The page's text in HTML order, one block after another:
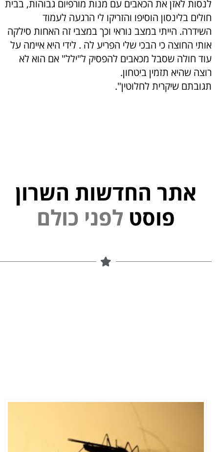
לנסות לאזן את הכאבים עם מנות מורפיום גבוהות, בבית
חולים בלינסון הוסיפו והזריקו לי הרגעה לעמוד
השידרה. הייתי במצב נוראי וכך במצבי זה האחות סילקה
אותי החוצה כי הבכי שלי הפריע לה . לידי היא איימה על
עוד חולה שסבל מכאבים להפסיק ל"ילל" אם הוא לא
רוצה שהיא תזמין ביטחון.
תגובתם שיקרית לחלוטין".
אתר החדשות השרון
פוסט